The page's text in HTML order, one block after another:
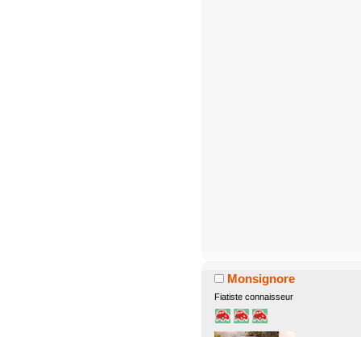
Monsignore
Fiatiste connaisseur